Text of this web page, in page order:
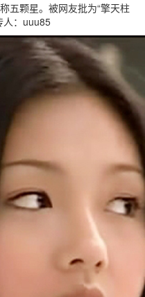
五颗星。被网友批为“擎天柱
人：uuu85